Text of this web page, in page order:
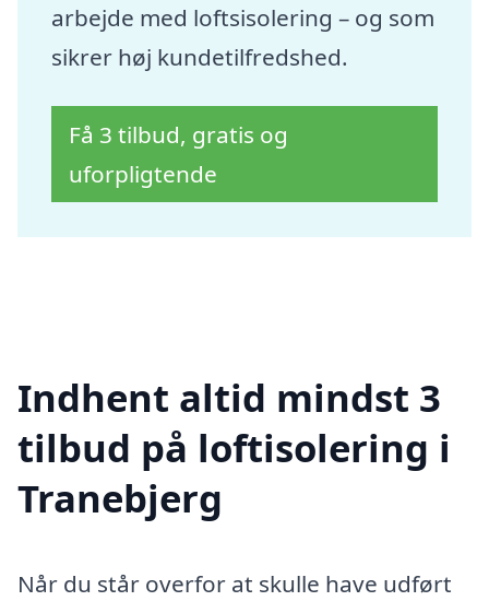
arbejde med loftsisolering – og som
sikrer høj kundetilfredshed.
Få 3 tilbud, gratis og
uforpligtende
Indhent altid mindst 3
tilbud på loftisolering i
Tranebjerg
Når du står overfor at skulle have udført